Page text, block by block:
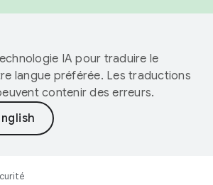
IA pour traduire le
langue préférée. Les traductions
contenir des erreurs.